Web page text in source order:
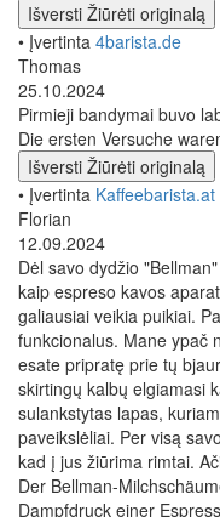
Išversti Žiūrėti originalą
• Įvertinta 4barista.de
Thomas
25.10.2024
Pirmieji bandymai buvo
Die ersten Versuche
Išversti Žiūrėti originalą
• Įvertinta Kaffeebarista.at
Florian
12.09.2024
Dėl savo dydžio
kaip espreso kavos
galiausiai veikia puikiai.
funkcionalus. Mane ypač
esate pripratę prie tų
skirtingų kalbų elgiamasi
sulankstytas lapas,
paveikslėliai. Per visą
kad į jus žiūrima rimtai.
Der Bellman-
Dampfdruck einer